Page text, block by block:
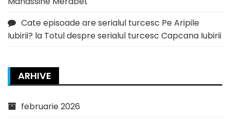
Cate episoade are serialul turcesc Pe Aripile
Iubirii? la Totul despre serialul turcesc Capcana Iubirii
ARHIVE
februarie 2026